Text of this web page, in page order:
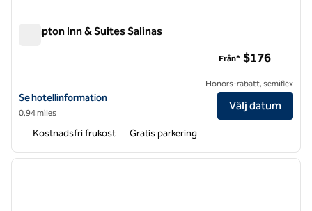
Hampton Inn & Suites Salinas
Visa hotelldetaljer för Hampton Inn & Suites Salinas
Se hotellinformation
0,94 miles
Från* $176
Honors-rabatt, semiflex
Välj datum
Kostnadsfri frukost Gratis parkering
1 av 12
nästa